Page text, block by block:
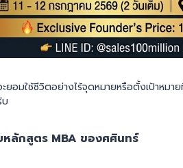
ะยอมใช้ชีวิตอย่างไร้จุดหมายหรือตั้งเป้าหม
หลักสูตร MBA ของศศินทร์